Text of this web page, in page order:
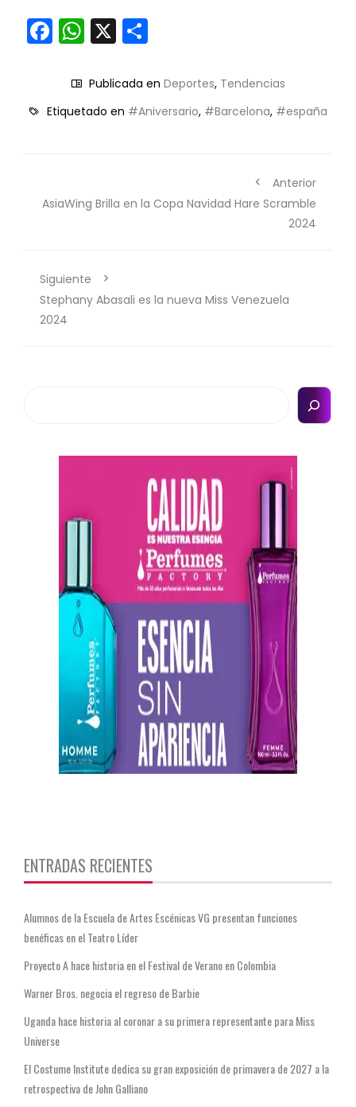
Facebook
WhatsApp
X
Publicada en Deportes, Tendencias
Etiquetado en #Aniversario, #Barcelona, #españa
Anterior
AsiaWing Brilla en la Copa Navidad Hare Scramble
2024
Siguiente
Stephany Abasali es la nueva Miss Venezuela
2024
ENTRADAS RECIENTES
Alumnos de la Escuela de Artes Escénicas VG presentan funciones
benéficas en el Teatro Líder
Proyecto A hace historia en el Festival de Verano en Colombia
Warner Bros. negocia el regreso de Barbie
Uganda hace historia al coronar a su primera representante para Miss
Universe
El Costume Institute dedica su gran exposición de primavera de 2027 a la
retrospectiva de John Galliano